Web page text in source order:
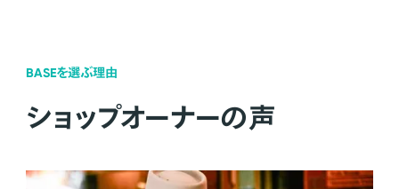
BASEを選ぶ理由
ショップオーナーの声